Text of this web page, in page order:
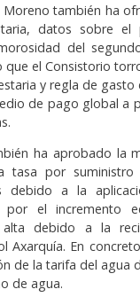
también ha
datos sobre
del
que el Consistorio
y regla de
de pago global a
ha aprobado la
tasa por
debido a la
por el incremento
debido a la
Axarquía. En
de la tarifa del agua
de agua.